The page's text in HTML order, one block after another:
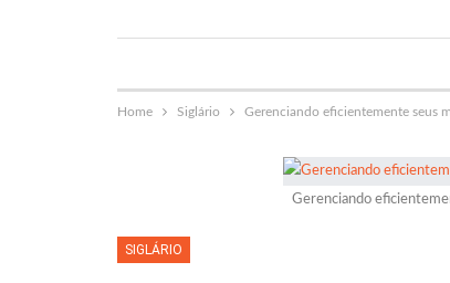
Home Siglário Gerenciando eficientemente seus
Gerenciando
SIGLÁRIO